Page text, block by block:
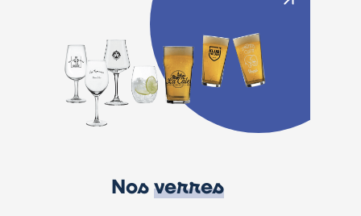
Nos verres